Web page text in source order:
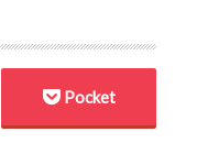
Pocket